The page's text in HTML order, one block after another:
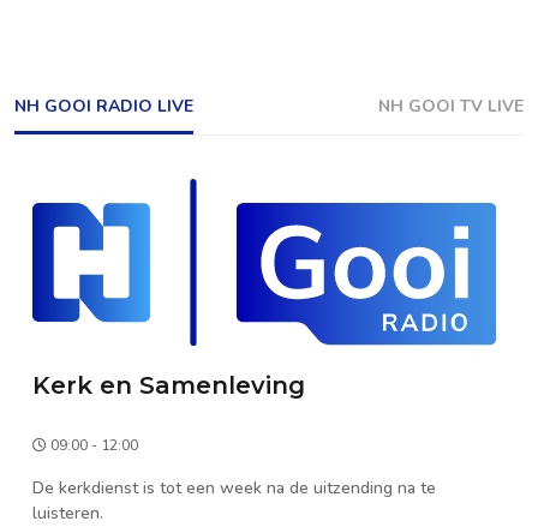
NH GOOI RADIO LIVE NH GOOI TV LIVE
Kerk en Samenleving
09:00 - 12:00
De kerkdienst is tot een week na de uitzending na te
luisteren.